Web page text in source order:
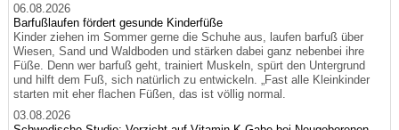
06.08.2026
Barfußlaufen fördert gesunde Kinderfüße
Kinder ziehen im Sommer gerne die Schuhe aus, laufen barfuß über
Wiesen, Sand und Waldboden und stärken dabei ganz nebenbei ihre
Füße. Denn wer barfuß geht, trainiert Muskeln, spürt den Untergrund
und hilft dem Fuß, sich natürlich zu entwickeln. „Fast alle Kleinkinder
starten mit eher flachen Füßen, das ist völlig normal.
03.08.2026